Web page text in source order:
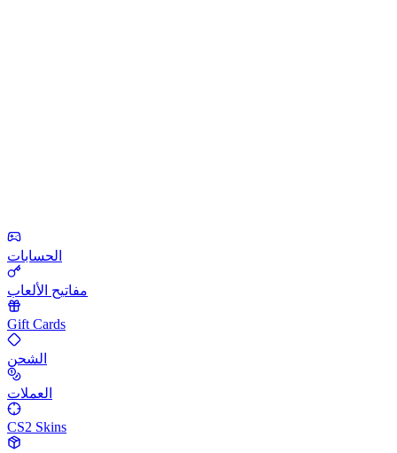
الحسابات
مفاتيح الألعاب
Gift Cards
الشحن
العملات
CS2 Skins